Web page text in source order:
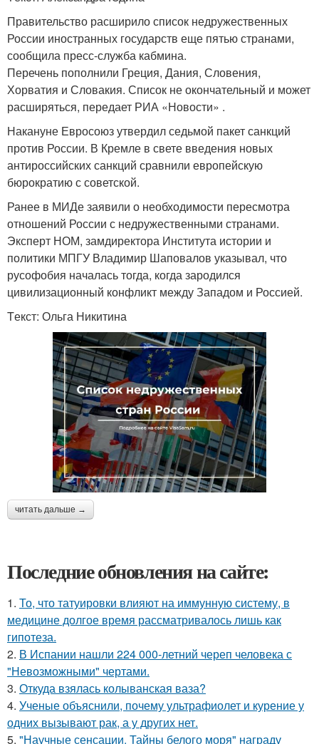
Правительство расширило список недружественных
России иностранных государств еще пятью странами,
сообщила пресс-служба кабмина.
Перечень пополнили Греция, Дания, Словения,
Хорватия и Словакия. Список не окончательный и может
расширяться, передает РИА «Новости» .
Накануне Евросоюз утвердил седьмой пакет санкций
против России. В Кремле в свете введения новых
антироссийских санкций сравнили европейскую
бюрократию с советской.
Ранее в МИДе заявили о необходимости пересмотра
отношений России с недружественными странами.
Эксперт НОМ, замдиректора Института истории и
политики МПГУ Владимир Шаповалов указывал, что
русофобия началась тогда, когда зародился
цивилизационный конфликт между Западом и Россией.
Tекст: Ольга Никитина
читать дальше →
Последние обновления на сайте:
1. То, что татуировки влияют на иммунную систему, в
медицине долгое время рассматривалось лишь как
гипотеза.
2. В Испании нашли 224 000-летний череп человека с
"Невозможными" чертами.
3. Откуда взялась колыванская ваза?
4. Ученые объяснили, почему ультрафиолет и курение у
одних вызывают рак, а у других нет.
5. "Научные сенсации. Тайны белого моря" награду